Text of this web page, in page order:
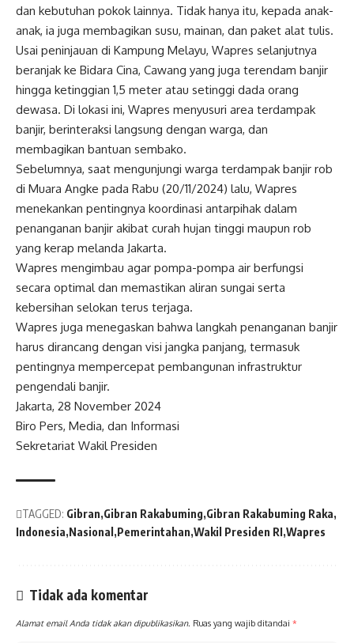
dan kebutuhan pokok lainnya. Tidak hanya itu, kepada anak-
anak, ia juga membagikan susu, mainan, dan paket alat tulis.
Usai peninjauan di Kampung Melayu, Wapres selanjutnya
beranjak ke Bidara Cina, Cawang yang juga terendam banjir
hingga ketinggian 1,5 meter atau setinggi dada orang
dewasa. Di lokasi ini, Wapres menyusuri area terdampak
banjir, berinteraksi langsung dengan warga, dan
membagikan bantuan sembako.
Sebelumnya, saat mengunjungi warga terdampak banjir rob
di Muara Angke pada Rabu (20/11/2024) lalu, Wapres
menekankan pentingnya koordinasi antarpihak dalam
penanganan banjir akibat curah hujan tinggi maupun rob
yang kerap melanda Jakarta.
Wapres mengimbau agar pompa-pompa air berfungsi
secara optimal dan memastikan aliran sungai serta
kebersihan selokan terus terjaga.
Wapres juga menegaskan bahwa langkah penanganan banjir
harus dirancang dengan visi jangka panjang, termasuk
pentingnya mempercepat pembangunan infrastruktur
pengendali banjir.
Jakarta, 28 November 2024
Biro Pers, Media, dan Informasi
Sekretariat Wakil Presiden
TAGGED: Gibran Gibran Rakabuming Gibran Rakabuming Raka
Indonesia Nasional Pemerintahan Wakil Presiden RI Wapres
Tidak ada komentar
Alamat email Anda tidak akan dipublikasikan. Ruas yang wajib ditandai *